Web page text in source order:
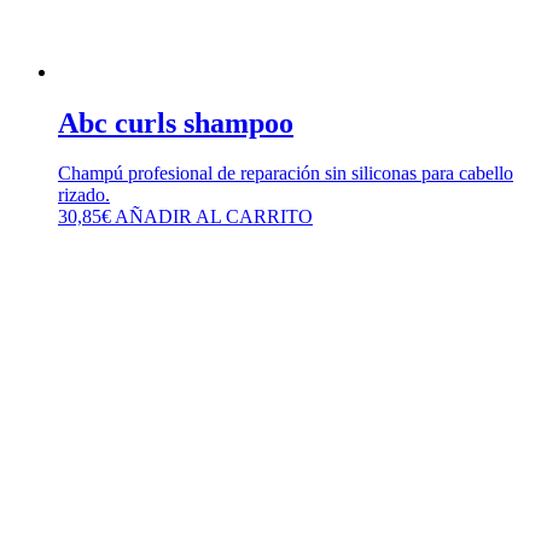
Abc curls shampoo
Champú profesional de reparación sin siliconas para cabello
rizado.
30,85€AÑADIR AL CARRITO